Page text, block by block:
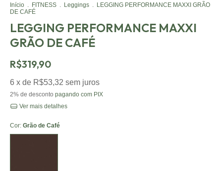
Início . FITNESS . Leggings . LEGGING PERFORMANCE MAXXI GRÃO
DE CAFÉ
LEGGING PERFORMANCE MAXXI
GRÃO DE CAFÉ
R$319,90
6 x de R$53,32 sem juros
2% de desconto pagando com PIX
Ver mais detalhes
Cor: Grão de Café